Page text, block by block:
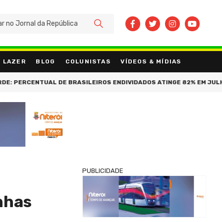
LAZER BLOG COLUNISTAS VÍDEOS & MÍDIAS
DE BRASILEIROS ENDIVIDADOS ATINGE 82% EM JULHO
BUSCAR
PUBLICIDADE